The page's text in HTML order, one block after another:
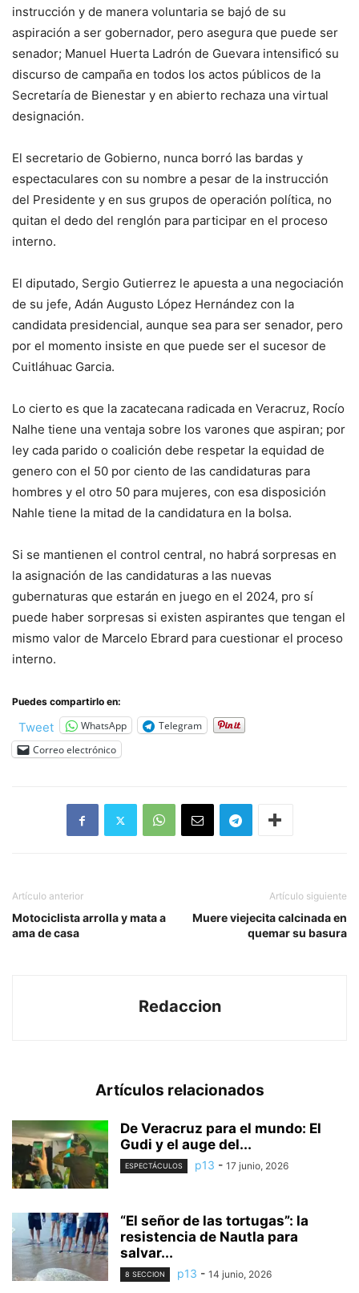
instrucción y de manera voluntaria se bajó de su
aspiración a ser gobernador, pero asegura que puede ser
senador; Manuel Huerta Ladrón de Guevara intensificó su
discurso de campaña en todos los actos públicos de la
Secretaría de Bienestar y en abierto rechaza una virtual
designación.
El secretario de Gobierno, nunca borró las bardas y
espectaculares con su nombre a pesar de la instrucción
del Presidente y en sus grupos de operación política, no
quitan el dedo del renglón para participar en el proceso
interno.
El diputado, Sergio Gutierrez le apuesta a una negociación
de su jefe, Adán Augusto López Hernández con la
candidata presidencial, aunque sea para ser senador, pero
por el momento insiste en que puede ser el sucesor de
Cuitláhuac Garcia.
Lo cierto es que la zacatecana radicada en Veracruz, Rocío
Nalhe tiene una ventaja sobre los varones que aspiran; por
ley cada parido o coalición debe respetar la equidad de
genero con el 50 por ciento de las candidaturas para
hombres y el otro 50 para mujeres, con esa disposición
Nahle tiene la mitad de la candidatura en la bolsa.
Si se mantienen el control central, no habrá sorpresas en
la asignación de las candidaturas a las nuevas
gubernaturas que estarán en juego en el 2024, pro sí
puede haber sorpresas si existen aspirantes que tengan el
mismo valor de Marcelo Ebrard para cuestionar el proceso
interno.
Puedes compartirlo en:
Tweet WhatsApp
Telegram
Correo electrónico
Artículo anterior
Motociclista arrolla y mata a
ama de casa
Artículo siguiente
Muere viejecita calcinada en
quemar su basura
Redaccion
Artículos relacionados
De Veracruz para el mundo: El
Gudi y el auge del...
ESPECTÁCULOS p13 - 17 junio, 2026
“El señor de las tortugas”: la
resistencia de Nautla para
salvar...
8 SECCION p13 - 14 junio, 2026